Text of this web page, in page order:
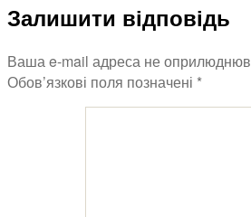
Залишити відповідь
Ваша e-mail адреса не
Обов’язкові поля позначені *